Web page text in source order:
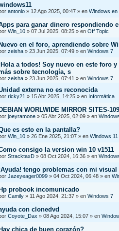
antonio » 12 Ago 2025, 00:47 » en Windows en
para ganar dinero respondiendo
Win_10 » 07 Jul 2025, 08:25 » en Off Topic
en el foro, aprendiendo sobre
zeisha » 23 Jun 2025, 07:49 » en Windows 7
a todos! Soy nuevo en este foro
sobre tecnología, s
zeisha » 23 Jun 2025, 07:41 » en Windows 7
externa no es reconocida
ricky21 » 15 Abr 2025, 14:25 » en Informática
WORLWIDE MIRROR SITES-
joeyramone » 05 Abr 2025, 02:09 » en
es esto en la pantalla?
Win_10 » 26 Ene 2025, 21:07 » en Windows 11
consigo la version win 10 v1511
StracktaxD » 08 Oct 2024, 16:36 » en
tengo problemas con mi
Jazeyeager0099 » 04 Oct 2024, 06:48 » en
probook incomunicado
Camily » 11 Ago 2024, 21:37 » en Windows 7
con clonedvd
Coyote_Dax » 08 Ago 2024, 15:07 » en
chica de buen corazón?